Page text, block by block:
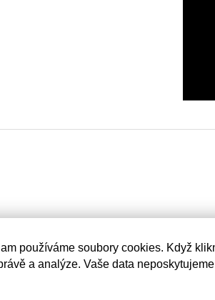
používáme soubory cookies. Když
a analýze. Vaše data